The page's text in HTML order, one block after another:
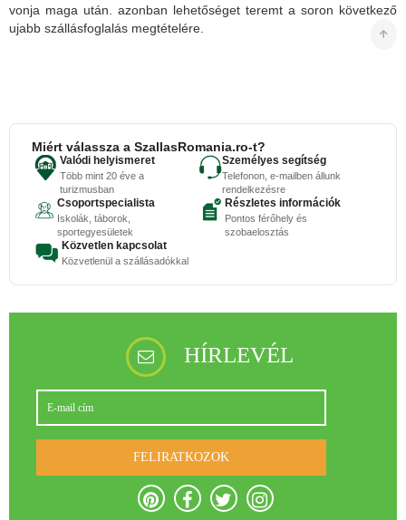
vonja maga után. azonban lehetőséget teremt a soron következő
ujabb szállásfoglalás megtételére.
Miért válassza a SzallasRomania.ro-t?
Valódi helyismeret
Több mint 20 éve a
turizmusban
Személyes segítség
Telefonon, e-mailben állunk
rendelkezésre
Csoportspecialista
Iskolák, táborok,
sportegyesületek
Részletes információk
Pontos férőhely és
szobaelosztás
Közvetlen kapcsolat
Közvetlenül a szállásadókkal
HÍRLEVÉL
FELIRATKOZOK